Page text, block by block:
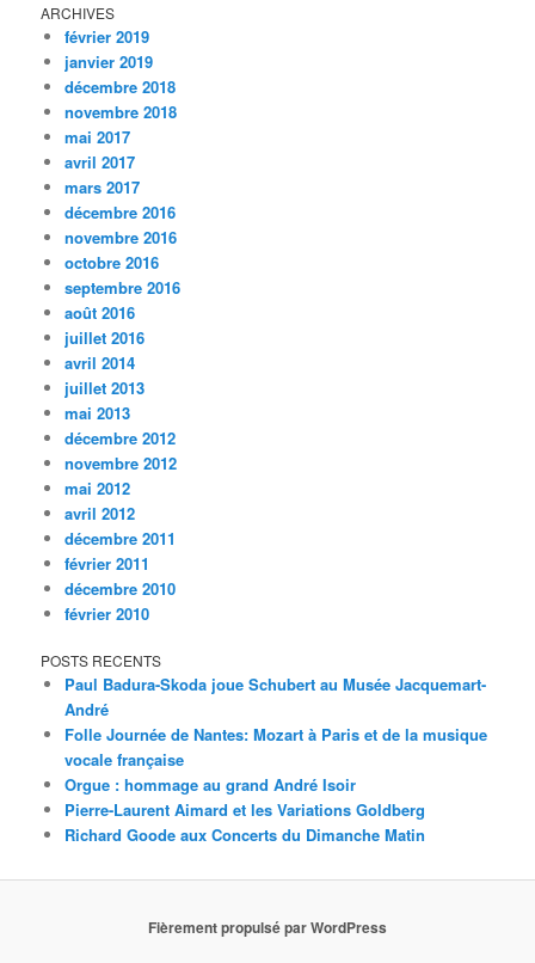
ARCHIVES
février 2019
janvier 2019
décembre 2018
novembre 2018
mai 2017
avril 2017
mars 2017
décembre 2016
novembre 2016
octobre 2016
septembre 2016
août 2016
juillet 2016
avril 2014
juillet 2013
mai 2013
décembre 2012
novembre 2012
mai 2012
avril 2012
décembre 2011
février 2011
décembre 2010
février 2010
POSTS RECENTS
Paul Badura-Skoda joue Schubert au Musée Jacquemart-
André
Folle Journée de Nantes: Mozart à Paris et de la musique
vocale française
Orgue : hommage au grand André Isoir
Pierre-Laurent Aimard et les Variations Goldberg
Richard Goode aux Concerts du Dimanche Matin
Fièrement propulsé par WordPress